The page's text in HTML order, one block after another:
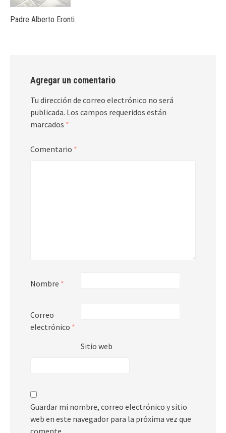
Padre Alberto Eronti
Agregar un comentario
Tu dirección de correo electrónico no será
publicada. Los campos requeridos están
marcados *
Comentario *
Nombre *
Correo
electrónico *
Sitio web
Guardar mi nombre, correo electrónico y sitio
web en este navegador para la próxima vez que
comente.